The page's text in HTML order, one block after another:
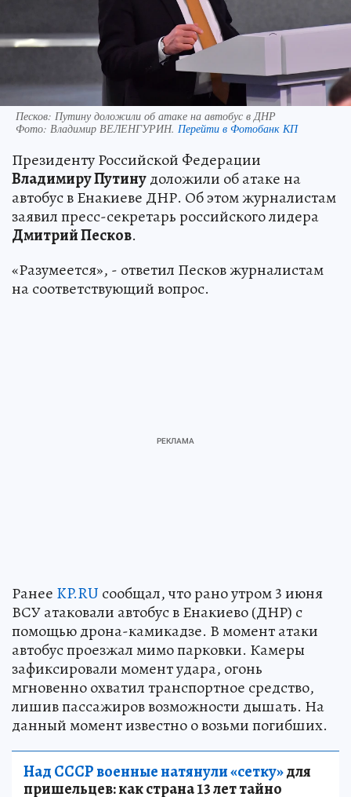
Песков: Путину доложили об атаке на автобус в ДНР
Фото: Владимир ВЕЛЕНГУРИН. Перейти в Фотобанк КП
Президенту Российской Федерации
Владимиру Путинудоложили об атаке на
автобус в Енакиеве ДНР. Об этом журналистам
заявил пресс-секретарь российского лидера
Дмитрий Песков.
«Разумеется», - ответил Песков журналистам
на соответствующий вопрос.
Ранее KP.RU сообщал, что рано утром 3 июня
ВСУ атаковали автобус в Енакиево (ДНР) с
помощью дрона-камикадзе. В момент атаки
автобус проезжал мимо парковки. Камеры
зафиксировали момент удара, огонь
мгновенно охватил транспортное средство,
лишив пассажиров возможности дышать. На
данный момент известно о возьми погибших.
Над СССР военные натянули «сетку»для
пришельцев: как страна 13 лет тайно